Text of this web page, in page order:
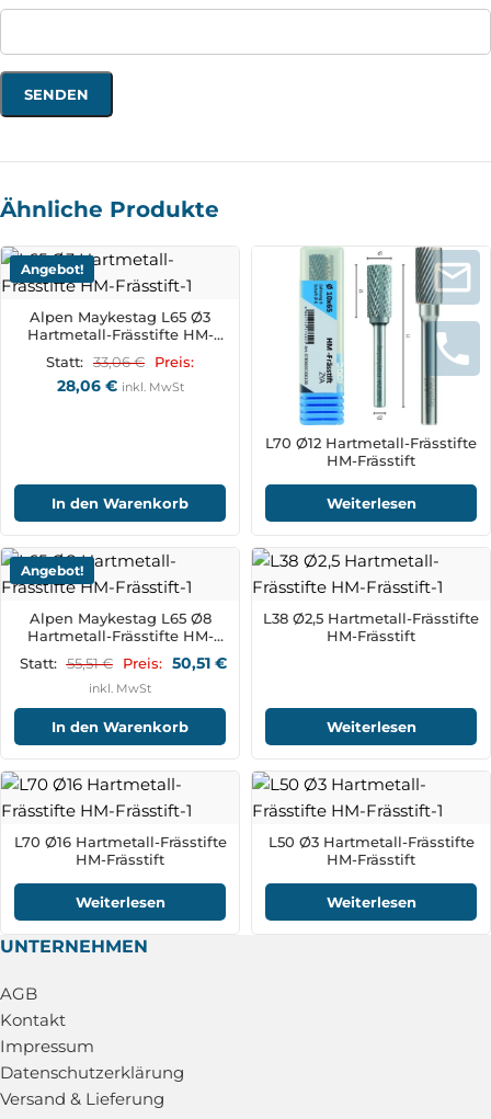
Ähnliche Produkte
Angebot!
Alpen Maykestag L65 Ø3
Hartmetall-Frässtifte HM-
Statt: 33,06€ Preis:
28,06 € inkl. MwSt
In den Warenkorb
L70 Ø12 Hartmetall-Frässtifte
HM-Frässtift
Weiterlesen
Angebot!
Alpen Maykestag L65 Ø8
Hartmetall-Frässtifte HM-
Statt: 55,51€ Preis: 50,51 €
inkl. MwSt
In den Warenkorb
L38 Ø2,5 Hartmetall-Frässtifte
HM-Frässtift
Weiterlesen
L70 Ø16 Hartmetall-Frässtifte
HM-Frässtift
Weiterlesen
L50 Ø3 Hartmetall-Frässtifte
HM-Frässtift
Weiterlesen
UNTERNEHMEN
AGB
Kontakt
Impressum
Datenschutzerklärung
Versand & Lieferung